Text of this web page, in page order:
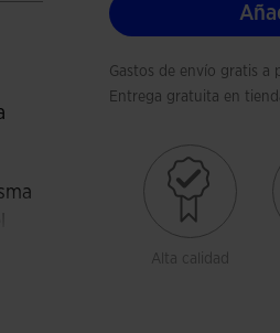
Gastos de envío gratis a
Entrega gratuita en
Alta calidad